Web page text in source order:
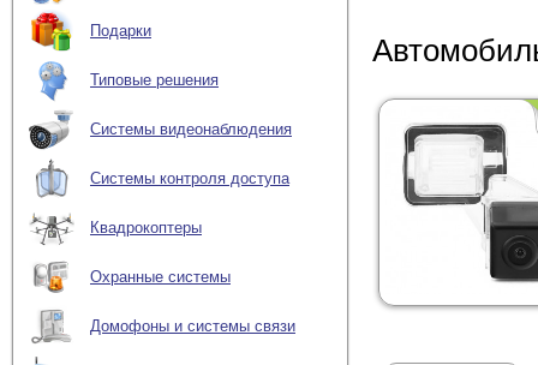
Подарки
Типовые решения
Системы видеонаблюдения
Системы контроля доступа
Квадрокоптеры
Охранные системы
Домофоны и системы связи